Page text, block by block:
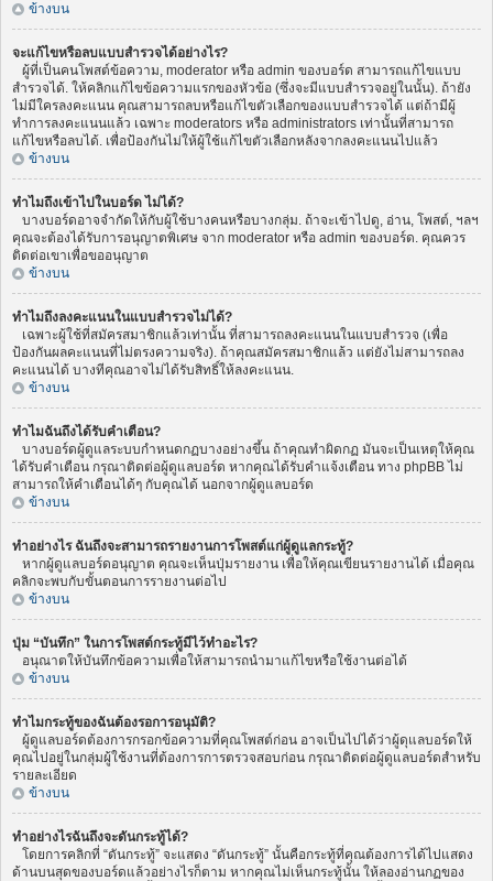
ข้างบน
จะแก้ไขหรือลบแบบสำรวจได้อย่างไร?
ผู้ที่เป็นคนโพสต์ข้อความ, moderator หรือ admin ของบอร์ด สามารถแก้ไขแบบ
สำรวจได้. ให้คลิกแก้ไขข้อความแรกของหัวข้อ (ซึ่งจะมีแบบสำรวจอยู่ในนั้น). ถ้ายัง
ไม่มีใครลงคะแนน คุณสามารถลบหรือแก้ไขตัวเลือกของแบบสำรวจได้ แต่ถ้ามีผู้
ทำการลงคะแนนแล้ว เฉพาะ moderators หรือ administrators เท่านั้นที่สามารถ
แก้ไขหรือลบได้. เพื่อป้องกันไม่ให้ผู้ใช้แก้ไขตัวเลือกหลังจากลงคะแนนไปแล้ว
ข้างบน
ทำไมถึงเข้าไปในบอร์ด ไม่ได้?
บางบอร์ดอาจจำกัดให้กับผู้ใช้บางคนหรือบางกลุ่ม. ถ้าจะเข้าไปดู, อ่าน, โพสต์, ฯลฯ
คุณจะต้องได้รับการอนุญาตพิเศษ จาก moderator หรือ admin ของบอร์ด. คุณควร
ติดต่อเขาเพื่อขออนุญาต
ข้างบน
ทำไมถึงลงคะแนนในแบบสำรวจไม่ได้?
เฉพาะผู้ใช้ที่สมัครสมาชิกแล้วเท่านั้น ที่สามารถลงคะแนนในแบบสำรวจ (เพื่อ
ป้องกันผลคะแนนที่ไม่ตรงความจริง). ถ้าคุณสมัครสมาชิกแล้ว แต่ยังไม่สามารถลง
คะแนนได้ บางทีคุณอาจไม่ได้รับสิทธิ์ให้ลงคะแนน.
ข้างบน
ทำไมฉันถึงได้รับคำเตือน?
บางบอร์ดผู้ดูแลระบบกำหนดกฏบางอย่างขึ้น ถ้าคุณทำผิดกฏ มันจะเป็นเหตุให้คุณ
ได้รับคำเตือน กรุณาติดต่อผู้ดูแลบอร์ด หากคุณได้รับคำแจ้งเตือน ทาง phpBB ไม่
สามารถให้คำเตือนได้ๆ กับคุณได้ นอกจากผู้ดูแลบอร์ด
ข้างบน
ทำอย่างไร ฉันถึงจะสามารถรายงานการโพสต์แก่ผู้ดูแลกระทู้?
หากผู้ดูแลบอร์ดอนุญาต คุณจะเห็นปุ่มรายงาน เพื่อให้คุณเขียนรายงานได้ เมื่อคุณ
คลิกจะพบกับขั้นตอนการรายงานต่อไป
ข้างบน
ปุ่ม “บันทึก” ในการโพสต์กระทู้มีไว้ทำอะไร?
อนุณาตให้บันทึกข้อความเพื่อให้สามารถนำมาแก้ไขหรือใช้งานต่อได้
ข้างบน
ทำไมกระทู้ของฉันต้องรอการอนุมัติ?
ผู้ดูแลบอร์ดต้องการกรอกข้อความที่คุณโพสต์ก่อน อาจเป็นไปได้ว่าผู้ดุแลบอร์ดให้
คุณไปอยู่ในกลุ่มผู้ใช้งานที่ต้องการการตรวจสอบก่อน กรุณาติดต่อผู้ดูแลบอร์ดสำหรับ
รายละเอียด
ข้างบน
ทำอย่างไรฉันถึงจะดันกระทู้ได้?
โดยการคลิกที่ “ดันกระทู้” จะแสดง “ดันกระทู้” นั้นคือกระทู้ที่คุณต้องการได้ไปแสดง
ด้านบนสุดของบอร์ดแล้วอย่างไรก็ตาม หากคุณไม่เห็นกระทู้นั้น ให้ลองอ่านกฏของ